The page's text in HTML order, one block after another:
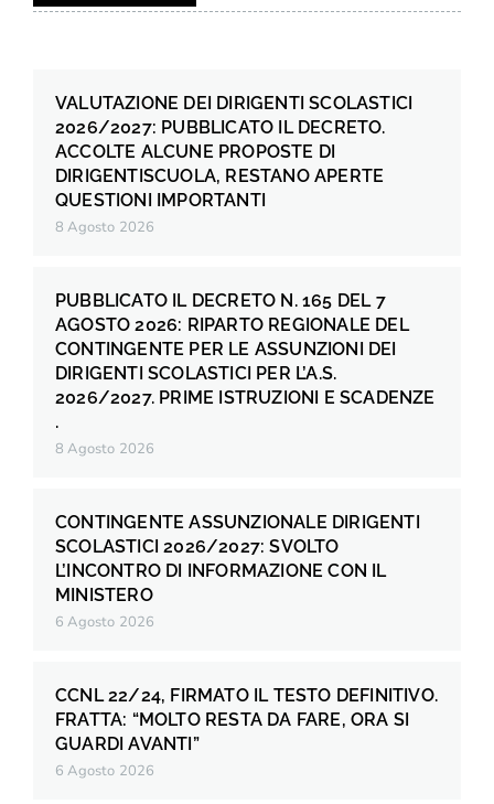
VALUTAZIONE DEI DIRIGENTI SCOLASTICI
2026/2027: PUBBLICATO IL DECRETO.
ACCOLTE ALCUNE PROPOSTE DI
DIRIGENTISCUOLA, RESTANO APERTE
QUESTIONI IMPORTANTI
8 Agosto 2026
PUBBLICATO IL DECRETO N. 165 DEL 7
AGOSTO 2026: RIPARTO REGIONALE DEL
CONTINGENTE PER LE ASSUNZIONI DEI
DIRIGENTI SCOLASTICI PER L’A.S.
2026/2027. PRIME ISTRUZIONI E SCADENZE
.
8 Agosto 2026
CONTINGENTE ASSUNZIONALE DIRIGENTI
SCOLASTICI 2026/2027: SVOLTO
L’INCONTRO DI INFORMAZIONE CON IL
MINISTERO
6 Agosto 2026
CCNL 22/24, FIRMATO IL TESTO DEFINITIVO.
FRATTA: “MOLTO RESTA DA FARE, ORA SI
GUARDI AVANTI”
6 Agosto 2026